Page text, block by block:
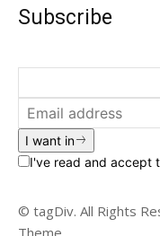
Subscribe
I want in
I've read and accept
© tagDiv. All Rights
Theme.